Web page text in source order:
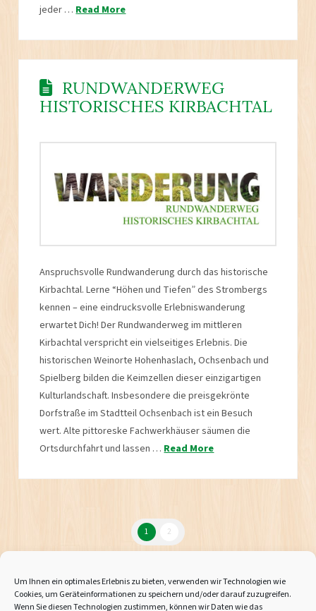
Um Ihnen ein optimales Erlebnis zu bieten, verwenden wir Technologien wie
Cookies, um Geräteinformationen zu speichern und/oder darauf zuzugreifen.
Wenn Sie diesen Technologien zustimmen, können wir Daten wie das
jeder … Read More
RUNDWANDERWEG
HISTORISCHES KIRBACHTAL
Anspruchsvolle Rundwanderung durch das historische
Kirbachtal. Lerne “Höhen und Tiefen” des Strombergs
kennen – eine eindrucksvolle Erlebniswanderung
erwartet Dich! Der Rundwanderweg im mittleren
Kirbachtal verspricht ein vielseitiges Erlebnis. Die
historischen Weinorte Hohenhaslach, Ochsenbach und
Spielberg bilden die Keimzellen dieser einzigartigen
Kulturlandschaft. Insbesondere die preisgekrönte
Dorfstraße im Stadtteil Ochsenbach ist ein Besuch
wert. Alte pittoreske Fachwerkhäuser säumen die
Ortsdurchfahrt und lassen … Read More
1 2